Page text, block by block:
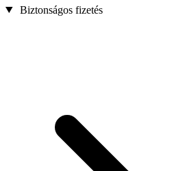
Biztonságos fizetés